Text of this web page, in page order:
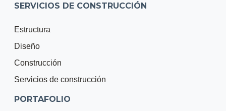
SERVICIOS DE CONSTRUCCIÓN
Estructura
Diseño
Construcción
Servicios de construcción
PORTAFOLIO